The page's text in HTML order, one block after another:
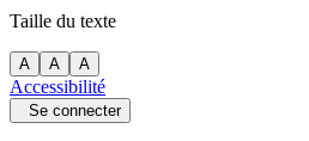
Taille du texte
A A A
Accessibilité
Se connecter